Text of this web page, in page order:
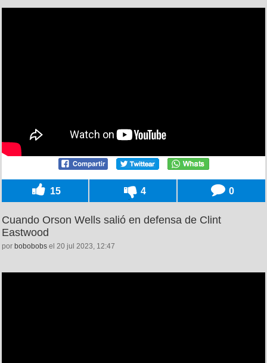
15 4 0
Cuando Orson Wells salió en defensa de Clint
Eastwood
por bobobobs el 20 jul 2023, 12:47